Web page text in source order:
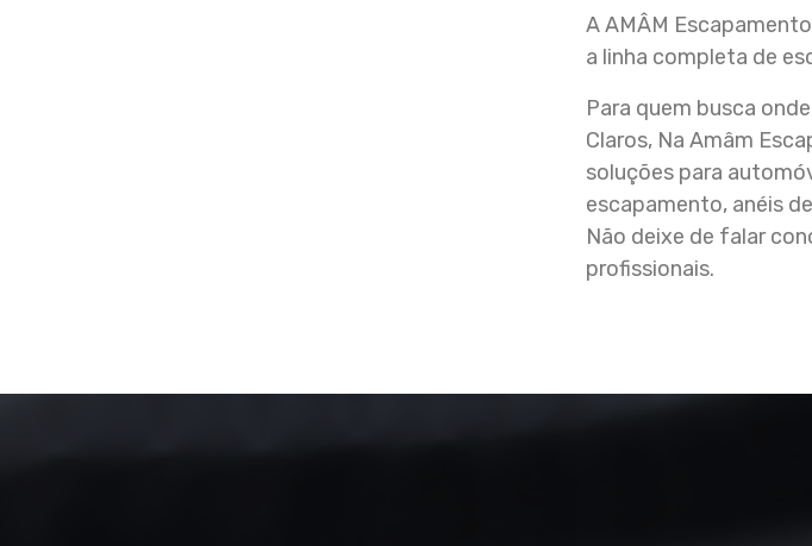
A AMÂM
a linha completa de
Para quem busca
Claros, Na Amâm
soluções para
escapamento, anéis
Não deixe de falar
profissionais.